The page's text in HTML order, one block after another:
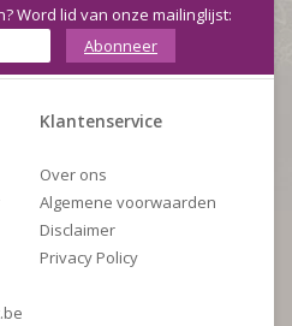
Word lid van onze mailinglijst:
Abonneer
Klantenservice
Over ons
Algemene voorwaarden
Disclaimer
Privacy Policy